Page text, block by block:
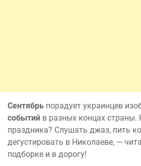
Сентябрь порадует украинцев
событий в разных концах страны.
праздника? Слушать джаз, пить
дегустировать в Николаеве, —
подборке и в дорогу!